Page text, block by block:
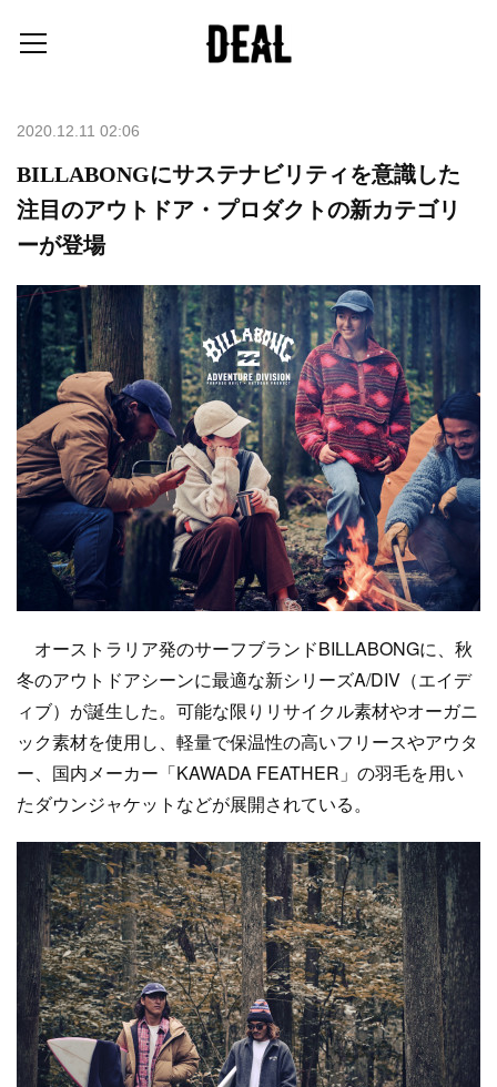
2020.12.11 02:06
BILLABONGにサステナビリティを意識した
注目のアウトドア・プロダクトの新カテゴリ
ーが登場
オーストラリア発のサーフブランドBILLABONGに、秋
冬のアウトドアシーンに最適な新シリーズA/DIV（エイデ
ィブ）が誕生した。可能な限りリサイクル素材やオーガニ
ック素材を使用し、軽量で保温性の高いフリースやアウタ
ー、国内メーカー「KAWADA FEATHER」の羽毛を用い
たダウンジャケットなどが展開されている。